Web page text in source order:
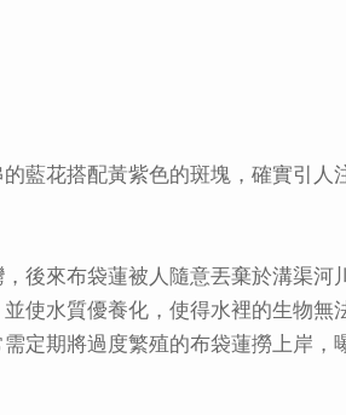
藍花搭配黃紫色的斑塊，確實引人
後來布袋蓮被人隨意丟棄於溝渠河
使水質優養化，使得水裡的生物無
定期將過度繁殖的布袋蓮撈上岸，